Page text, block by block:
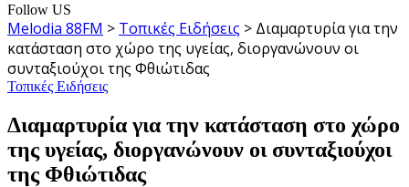
Follow US
Melodia 88FM > Τοπικές Ειδήσεις > Διαμαρτυρία για την
κατάσταση στο χώρο της υγείας, διοργανώνουν οι
συνταξιούχοι της Φθιώτιδας
Τοπικές Ειδήσεις
Διαμαρτυρία για την κατάσταση στο χώρο
της υγείας, διοργανώνουν οι συνταξιούχοι
της Φθιώτιδας